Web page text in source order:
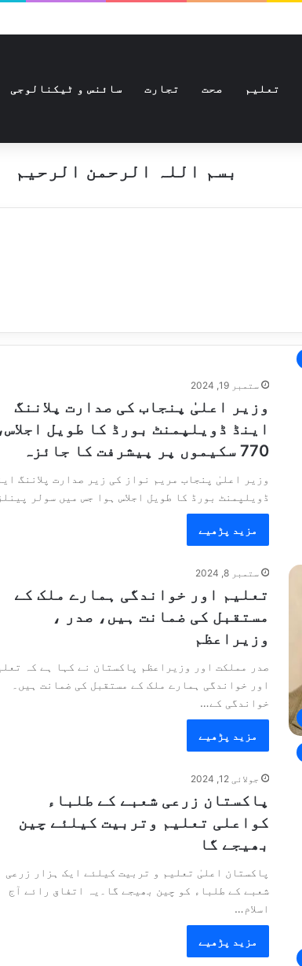
تعلیم صحت تجارت سائنس و ٹیکنالوجی
بسم اللہ الرحمن الرحیم
ستمبر 19, 2024
وزیر اعلیٰ پنجاب کی صدارت پلاننگ
اینڈ ڈویلپمنٹ بورڈ کا طویل
770 سکیموں پر پیشرفت کا جائزہ
وزیر اعلیٰ پنجاب مریم نواز کی زیر صدارت پلاننگ
ڈویلپمنٹ بورڈ کا طویل اجلاس ہوا جس میں سولر
مزید پڑھیے
ستمبر 8, 2024
تعلیم اور خواندگی ہمارے ملک کے
مستقبل کی ضمانت ہیں، صدر ،
وزیراعظم
صدر مملکت اور وزیراعظم پاکستان نے کہا ہے کہ
اور خواندگی ہمارے ملک کے مستقبل کی ضمانت ہیں۔
خواندگی کے…
مزید پڑھیے
جولائی 12, 2024
پاکستان زرعی شعبے کے طلباء
کواعلی تعلیم وتربیت کیلئے چین
بھیجے گا
پاکستان اعلیٰ تعلیم و تربیت کیلئے ایک ہزار زرعی
شعبے کے طلباء کو چین بھیجے گا۔یہ اتفاق رائے آج
اسلام…
مزید پڑھیے